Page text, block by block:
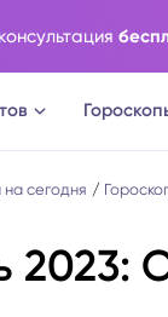
Овен
Телец
на сегодня
2023: